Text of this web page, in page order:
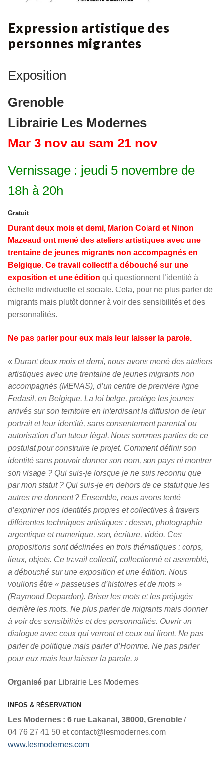
Expression artistique des
personnes migrantes
Exposition
Grenoble
Librairie Les Modernes
Mar 3 nov au sam 21 nov
Vernissage : jeudi 5 novembre de
18h à 20h
Gratuit
Durant deux mois et demi, Marion Colard et Ninon
Mazeaud ont mené des ateliers artistiques avec une
trentaine de jeunes migrants non accompagnés en
Belgique. Ce travail collectif a débouché sur une
exposition et une édition qui questionnent l’identité à
échelle individuelle et sociale. Cela, pour ne plus parler de
migrants mais plutôt donner à voir des sensibilités et des
personnalités.
Ne pas parler pour eux mais leur laisser la parole.
« Durant deux mois et demi, nous avons mené des ateliers
artistiques avec une trentaine de jeunes migrants non
accompagnés (MENAS), d’un centre de première ligne
Fedasil, en Belgique. La loi belge, protège les jeunes
arrivés sur son territoire en interdisant la diffusion de leur
portrait et leur identité, sans consentement parental ou
autorisation d’un tuteur légal. Nous sommes parties de ce
postulat pour construire le projet. Comment définir son
identité sans pouvoir donner son nom, son pays ni montrer
son visage ? Qui suis-je lorsque je ne suis reconnu que
par mon statut ? Qui suis-je en dehors de ce statut que les
autres me donnent ? Ensemble, nous avons tenté
d’exprimer nos identités propres et collectives à travers
différentes techniques artistiques : dessin, photographie
argentique et numérique, son, écriture, vidéo. Ces
propositions sont déclinées en trois thématiques : corps,
lieux, objets. Ce travail collectif, collectionné et assemblé,
a débouché sur une exposition et une édition. Nous
voulions être « passeuses d’histoires et de mots »
(Raymond Depardon). Briser les mots et les préjugés
derrière les mots. Ne plus parler de migrants mais donner
à voir des sensibilités et des personnalités. Ouvrir un
dialogue avec ceux qui verront et ceux qui liront. Ne pas
parler de politique mais parler d’Homme. Ne pas parler
pour eux mais leur laisser la parole. »
Organisé par Librairie Les Modernes
INFOS & RÉSERVATION
Les Modernes : 6 rue Lakanal, 38000, Grenoble /
04 76 27 41 50 et contact@lesmodernes.com
www.lesmodernes.com